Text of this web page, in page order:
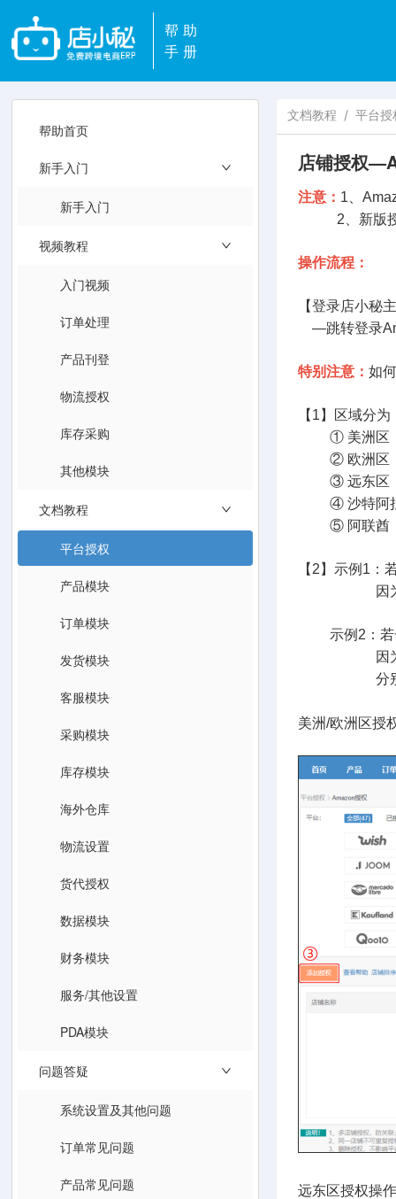
帮助
手册
帮助首页
新手入门
新手入门
视频教程
入门视频
订单处理
产品刊登
物流授权
库存采购
其他模块
文档教程
平台授权
产品模块
订单模块
发货模块
客服模块
采购模块
库存模块
海外仓库
物流设置
货代授权
数据模块
财务模块
服务/其他设置
PDA模块
问题答疑
系统设置及其他问题
订单常见问题
产品常见问题
文档教程 / 平台授
店铺授权
注意： 1、
2、新版授
操作流程：
【登录店小
—跳转登录
特别注意： 如
【1】区域分为
① 美洲区（
② 欧洲区（英
③ 远东区（
④ 沙特阿
⑤ 阿联酋
【2】示例1：
因为这些站
示例2：
因
分别登录
美洲/欧洲区授
远东区授权操